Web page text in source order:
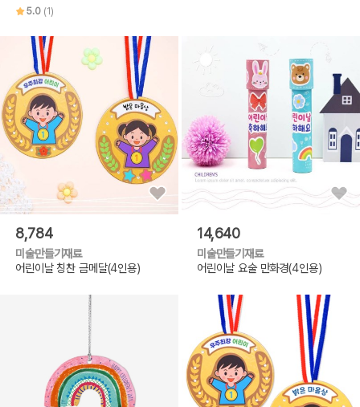
5.0 (1)
8,784
미술만들기재료
어린이날 칭찬 금메달(4인용)
14,640
미술만들기재료
어린이날 요술 만화경(4인용)